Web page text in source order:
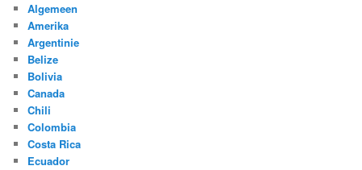
Algemeen
Amerika
Argentinie
Belize
Bolivia
Canada
Chili
Colombia
Costa Rica
Ecuador